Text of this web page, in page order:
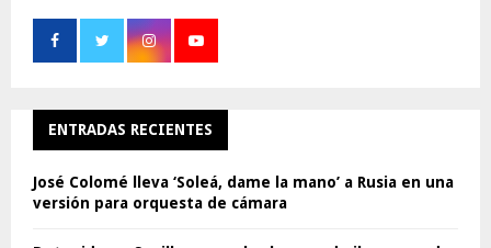
ENTRADAS RECIENTES
José Colomé lleva ‘Soleá, dame la mano’ a Rusia en una
versión para orquesta de cámara